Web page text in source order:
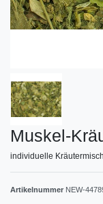
Muskel-
individuelle
Artikelnummer NEW-